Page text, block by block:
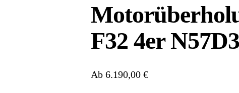
F32 4er
Ab 6.190,00 €